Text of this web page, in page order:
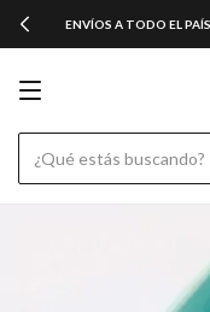
ENVÍOS A TODO EL